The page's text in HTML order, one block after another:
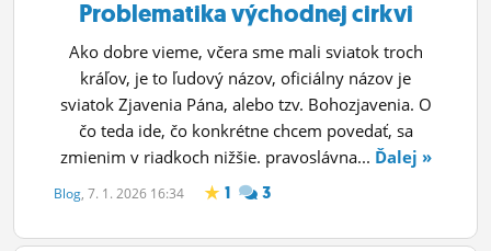
Problematika východnej cirkvi
Ako dobre vieme, včera sme mali sviatok troch
kráľov, je to ľudový názov, oficiálny názov je
sviatok Zjavenia Pána, alebo tzv. Bohozjavenia. O
čo teda ide, čo konkrétne chcem povedať, sa
zmienim v riadkoch nižšie. pravoslávna... Ďalej »
Blog, 7. 1. 2026 16:34 1 3